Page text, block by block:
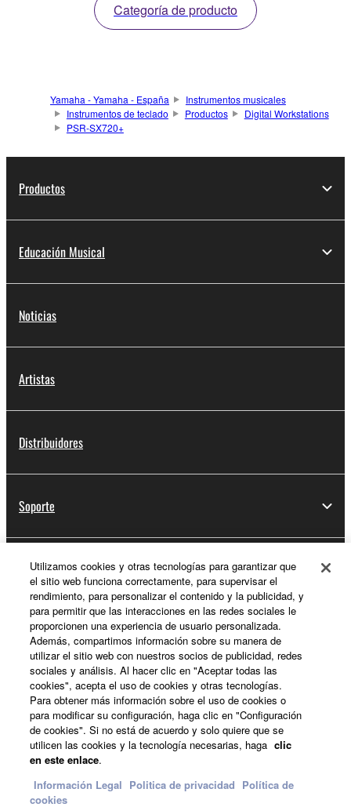
Categoría de producto
Yamaha - Yamaha - España
Instrumentos musicales
Instrumentos de teclado
Productos
Digital Workstations
PSR-SX720+
Productos
Educación Musical
Noticias
Artistas
Distribuidores
Soporte
Registro de Yamaha Music ID
Acerca de Yamaha
España - Spanish
Empresa
Utilizamos cookies y otras tecnologías para garantizar que
el sitio web funciona correctamente, para supervisar el
rendimiento, para personalizar el contenido y la publicidad, y
para permitir que las interacciones en las redes sociales le
proporcionen una experiencia de usuario personalizada.
Además, compartimos información sobre su manera de
utilizar el sitio web con nuestros socios de publicidad, redes
sociales y análisis. Al hacer clic en "Aceptar todas las
cookies", acepta el uso de cookies y otras tecnologías.
Para obtener más información sobre el uso de cookies o
para modificar su configuración, haga clic en "Configuración
de cookies". Si no está de acuerdo y solo quiere que se
utilicen las cookies y la tecnología necesarias, haga clic
en este enlace.
Información Legal Politica de privacidad Política de
cookies